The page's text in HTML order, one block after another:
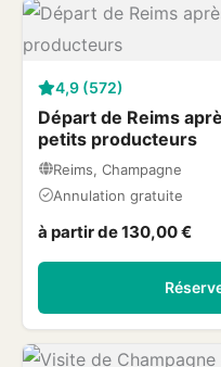
4,9 (572)
Départ de Reims
petits producteurs
Reims, Champagne
Annulation gratuite
à partir de 130,00 €